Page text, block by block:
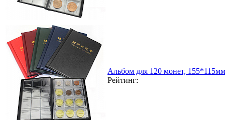
Альбом для 120 монет, 155*115мм
Рейтинг: